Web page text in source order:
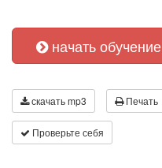
начать обучение
скачать mp3 Печать
Проверьте себя